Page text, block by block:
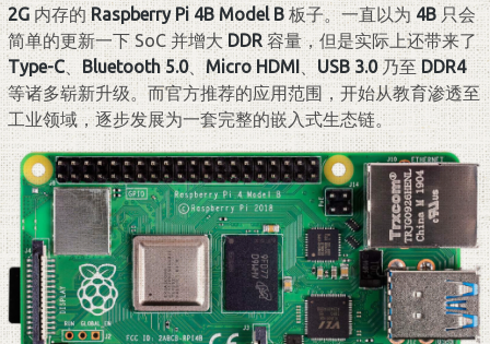
2G 内存的Raspberry Pi 4B Model B板子。一直以为 4B只会
简单的更新一下 SoC 并增大DDR 容量，但是实际上还带来了
Type-C、 Bluetooth 5.0、Micro HDMI 、USB 3.0乃至 DDR4
等诸多崭新升级。而官方推荐的应用范围，开始从教育渗透至
工业领域，逐步发展为一套完整的嵌入式生态链。